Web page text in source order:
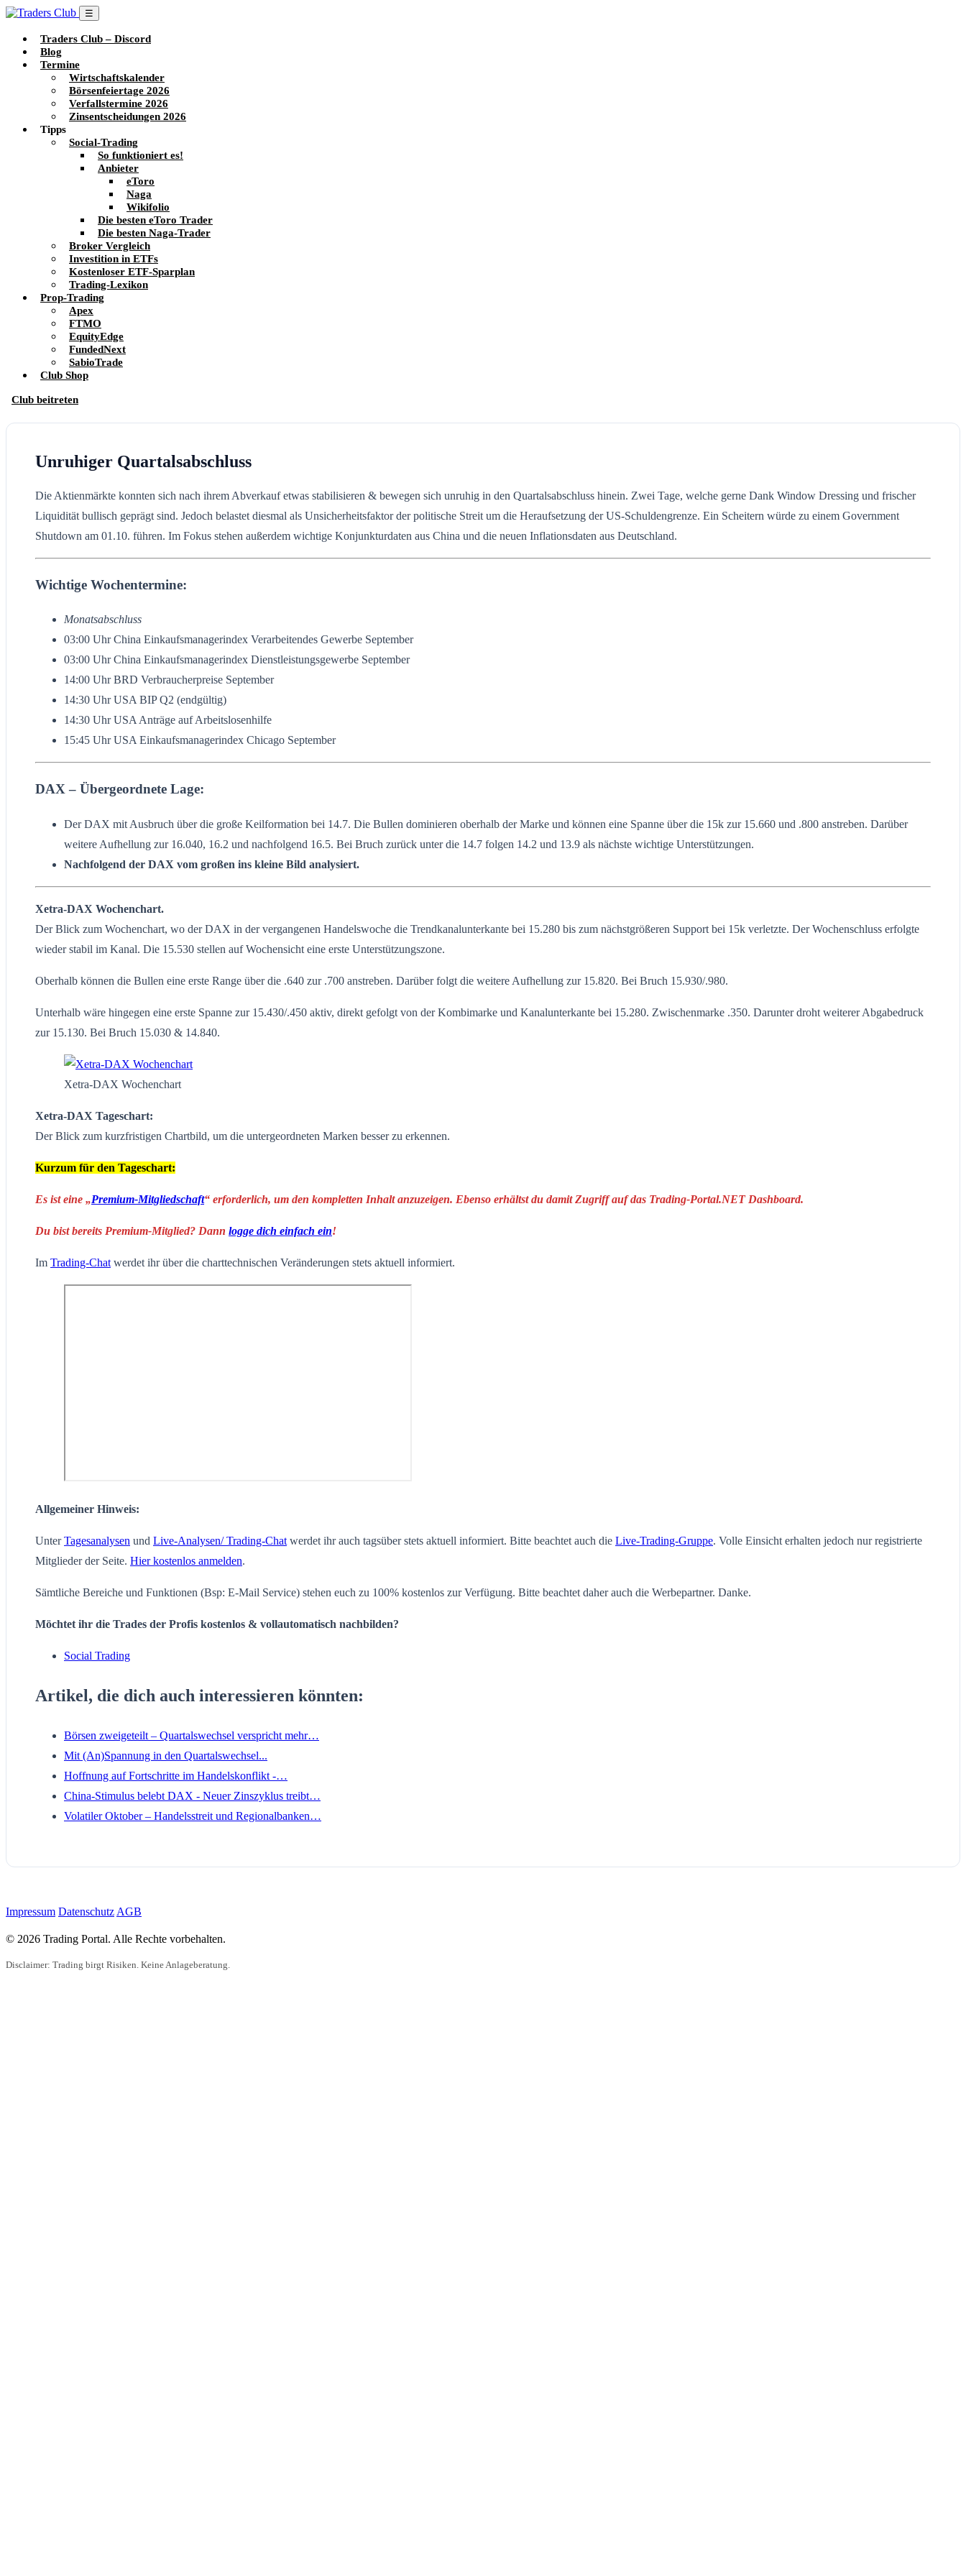
☰
Traders Club – Discord
Blog
Termine
Wirtschaftskalender
Börsenfeiertage 2026
Verfallstermine 2026
Zinsentscheidungen 2026
Tipps
Social-Trading
So funktioniert es!
Anbieter
eToro
Naga
Wikifolio
Die besten eToro Trader
Die besten Naga-Trader
Broker Vergleich
Investition in ETFs
Kostenloser ETF-Sparplan
Trading-Lexikon
Prop-Trading
Apex
FTMO
EquityEdge
FundedNext
SabioTrade
Club Shop
Club beitreten
Unruhiger Quartalsabschluss
Die Aktienmärkte konnten sich nach ihrem Abverkauf etwas stabilisieren & bewegen sich unruhig in den Quartalsabschluss hinein. Zwei Tage, welche gerne Dank Window Dressing und frischer
Liquidität bullisch geprägt sind. Jedoch belastet diesmal als Unsicherheitsfaktor der politische Streit um die Heraufsetzung der US-Schuldengrenze. Ein Scheitern würde zu einem Government
Shutdown am 01.10. führen. Im Fokus stehen außerdem wichtige Konjunkturdaten aus China und die neuen Inflationsdaten aus Deutschland.
Wichtige Wochentermine:
Monatsabschluss
03:00 Uhr China Einkaufsmanagerindex Verarbeitendes Gewerbe September
03:00 Uhr China Einkaufsmanagerindex Dienstleistungsgewerbe September
14:00 Uhr BRD Verbraucherpreise September
14:30 Uhr USA BIP Q2 (endgültig)
14:30 Uhr USA Anträge auf Arbeitslosenhilfe
15:45 Uhr USA Einkaufsmanagerindex Chicago September
DAX – Übergeordnete Lage:
Der DAX mit Ausbruch über die große Keilformation bei 14.7. Die Bullen dominieren oberhalb der Marke und können eine Spanne über die 15k zur 15.660 und .800 anstreben. Darüber
weitere Aufhellung zur 16.040, 16.2 und nachfolgend 16.5. Bei Bruch zurück unter die 14.7 folgen 14.2 und 13.9 als nächste wichtige Unterstützungen.
Nachfolgend der DAX vom großen ins kleine Bild analysiert.
Xetra-DAX Wochenchart.
Der Blick zum Wochenchart, wo der DAX in der vergangenen Handelswoche die Trendkanalunterkante bei 15.280 bis zum nächstgrößeren Support bei 15k verletzte. Der Wochenschluss erfolgte
wieder stabil im Kanal. Die 15.530 stellen auf Wochensicht eine erste Unterstützungszone.
Oberhalb können die Bullen eine erste Range über die .640 zur .700 anstreben. Darüber folgt die weitere Aufhellung zur 15.820. Bei Bruch 15.930/.980.
Unterhalb wäre hingegen eine erste Spanne zur 15.430/.450 aktiv, direkt gefolgt von der Kombimarke und Kanalunterkante bei 15.280. Zwischenmarke .350. Darunter droht weiterer Abgabedruck
zur 15.130. Bei Bruch 15.030 & 14.840.
Xetra-DAX Wochenchart
Xetra-DAX Tageschart:
Der Blick zum kurzfristigen Chartbild, um die untergeordneten Marken besser zu erkennen.
Kurzum für den Tageschart:
Es ist eine „Premium-Mitgliedschaft“ erforderlich, um den kompletten Inhalt anzuzeigen. Ebenso erhältst du damit Zugriff auf das Trading-Portal.NET Dashboard.
Du bist bereits Premium-Mitglied? Dann logge dich einfach ein!
Im Trading-Chat werdet ihr über die charttechnischen Veränderungen stets aktuell informiert.
Allgemeiner Hinweis:
UnterTagesanalysen und Live-Analysen/ Trading-Chat werdet ihr auch tagsüber stets aktuell informiert. Bitte beachtet auch die Live-Trading-Gruppe. Volle Einsicht erhalten jedoch nur registrierte
Mitglieder der Seite. Hier kostenlos anmelden.
Sämtliche Bereiche und Funktionen (Bsp: E-Mail Service) stehen euch zu 100% kostenlos zur Verfügung. Bitte beachtet daher auch die Werbepartner. Danke.
Möchtet ihr die Trades der Profis kostenlos & vollautomatisch nachbilden?
Social Trading
Artikel, die dich auch interessieren könnten:
Börsen zweigeteilt – Quartalswechsel verspricht mehr…
Mit (An)Spannung in den Quartalswechsel...
Hoffnung auf Fortschritte im Handelskonflikt -…
China-Stimulus belebt DAX - Neuer Zinszyklus treibt…
Volatiler Oktober – Handelsstreit und Regionalbanken…
Impressum Datenschutz AGB
© 2026 Trading Portal. Alle Rechte vorbehalten.
Disclaimer: Trading birgt Risiken. Keine Anlageberatung.